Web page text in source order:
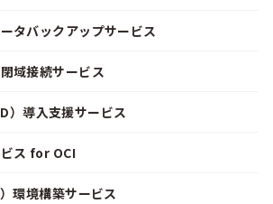
タバックアップサービス
域接続サービス
）導入支援サービス
ス for OCI
環境構築サービス